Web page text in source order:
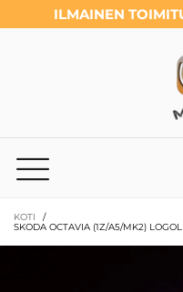
ILMAINEN
KOTI
/
SKODA OCTAVIA (1Z/A5/MK2)